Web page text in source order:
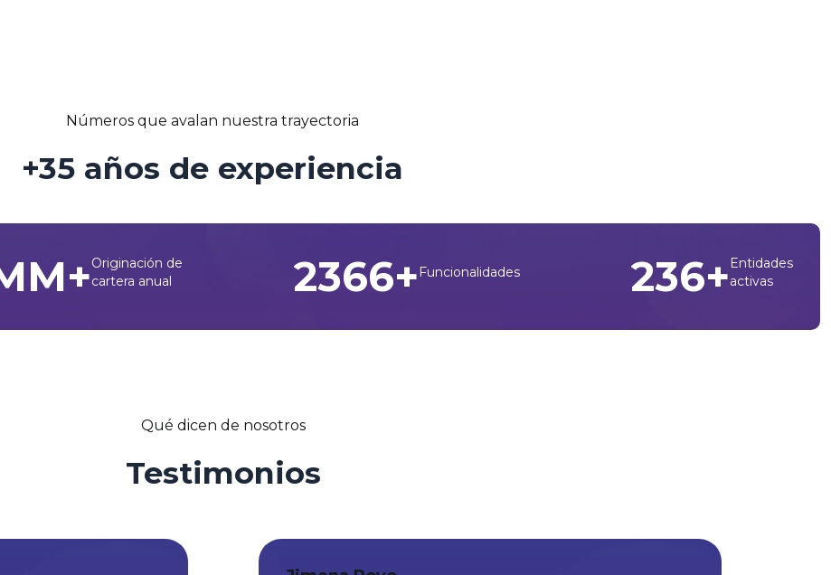
Números que avalan nuestra trayectoria
+35 años de experiencia
MM+Originación de
cartera anual
4300+Funcionalidades 430+ Entidades
activas
Qué dicen de nosotros
Testimonios